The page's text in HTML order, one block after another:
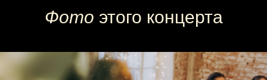
Фото этого концерта
на концерт